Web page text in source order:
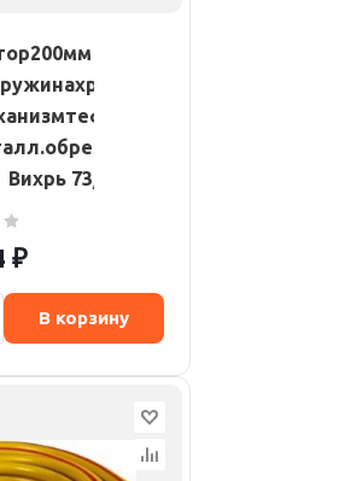
возвратная
Вихрь 73/7/3/3
₽
В корзину